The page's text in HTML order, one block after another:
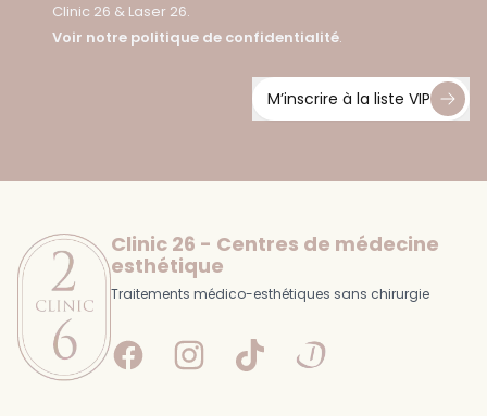
Clinic 26 & Laser 26.
Voir notre politique de confidentialité.
M’inscrire à la liste VIP
Clinic 26 - Centres de médecine
esthétique
Traitements médico-esthétiques sans chirurgie
FacebookInstagram
Tiktok Doctolib